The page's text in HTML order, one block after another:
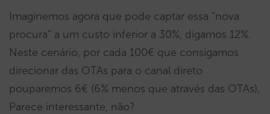
Imaginemos agora que pode captar essa “nova
procura” a um custo inferior a 30%, digamos 12%.
Neste cenário, por cada 100€ que consigamos
direcionar das OTAs para o canal direto
pouparemos 6€ (6% menos que através das OTAs),
Parece interessante, não?